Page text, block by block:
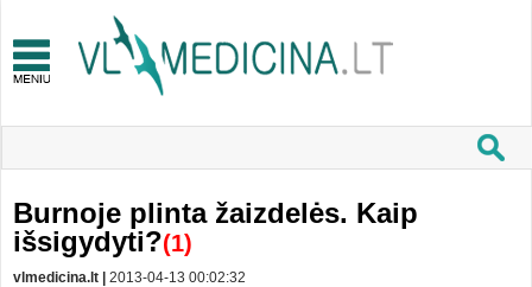
Burnoje plinta žaizdelės. Kaip
išsigydyti?(1)
vlmedicina.lt | 2013-04-13 00:02:32